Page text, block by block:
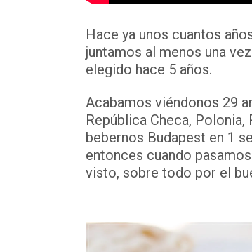
Hace ya unos cuantos
juntamos al menos una
elegido hace 5 años.
Acabamos viéndonos 29
República Checa, Polonia,
bebernos Budapest en 1
entonces cuando
visto, sobre todo por el